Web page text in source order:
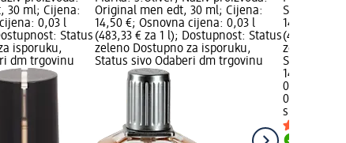
30 ml; Cijena:
0,03 l
Status
isporuku,
dm trgovinu
Original men edt, 30 ml; Cijena:
14,50 €; Osnovna cijena: 0,03 l
(483,33 € za 1 l); Dostupnost: Status
zeleno Dostupno za isporuku,
Status sivo Odaberi dm trgovinu
So Pure
14,50 €;
(483,33 €
zeleno
Status sivo
14,50 €
0,03 l
s.Oliver